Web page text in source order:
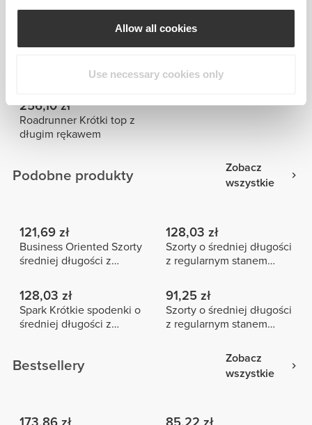
Allow all cookies
Use necessary cookies only
256,10 zł
Roadrunner Krótki top z
długim rękawem
Podobne produkty
Zobacz
wszystkie
121,69 zł
Business Oriented Szorty
średniej długości z
128,03 zł
Szorty o średniej długości
z regularnym stanem
128,03 zł
Spark Krótkie spodenki o
średniej długości z
91,25 zł
Szorty o średniej długości
z regularnym stanem
Bestsellery
Zobacz
wszystkie